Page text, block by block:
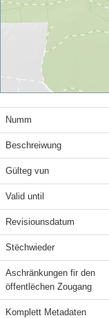
Numm
Beschreiwung
Gülteg vun
Valid until
Revisiounsdatum
Stëchwieder
Aschränkungen fir den
öffentlëchen Zougang
Komplett Metadaten